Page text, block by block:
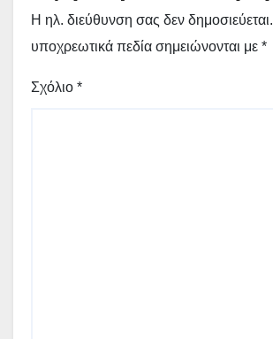
Η ηλ. διεύθυνση σας δεν δημοσιεύεται.
υποχρεωτικά πεδία σημειώνονται με *
Σχόλιο *